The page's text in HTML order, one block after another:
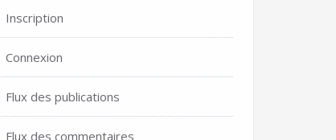
Inscription
Connexion
Flux des publications
Flux des commentaires